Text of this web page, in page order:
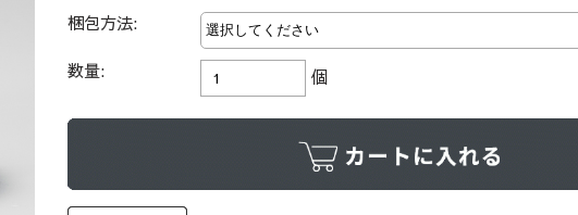
梱包方法:
数量: 個